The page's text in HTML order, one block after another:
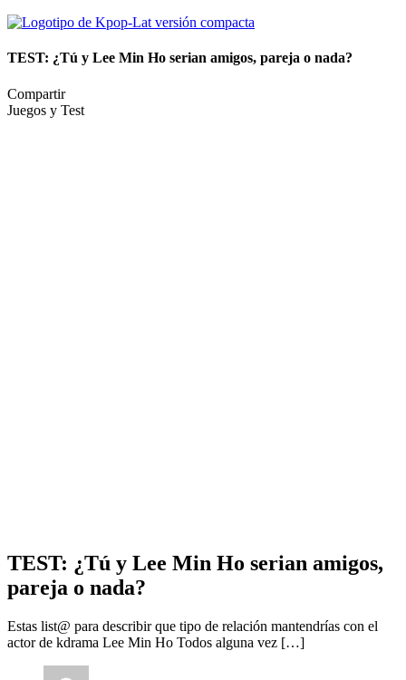
TEST: ¿Tú y Lee Min Ho serian amigos, pareja o nada?
Compartir
Juegos y Test
TEST: ¿Tú y Lee Min Ho serian amigos,
pareja o nada?
Estas list@ para describir que tipo de relación mantendrías con el
actor de kdrama Lee Min Ho Todos alguna vez […]